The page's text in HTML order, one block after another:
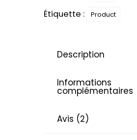
Étiquette : Product
Description
Informations
complémentaires
Avis (2)